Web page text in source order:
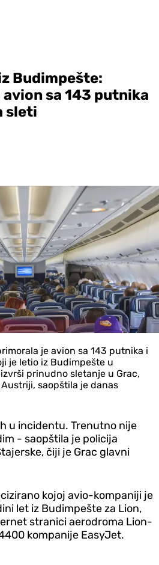
Budimpešte:
sa 143 putnika
sleti
je avion sa 143 putnika i
je letio iz Budimpešte u
prinudno sletanje u Grac,
saopštila je danas
u incidentu. Trenutno nije
- saopštila je policija
čiji je Grac glavni
kojoj avio-kompaniji je
let iz Budimpešte za Lion,
stranici aerodroma Lion-
kompanije EasyJet.